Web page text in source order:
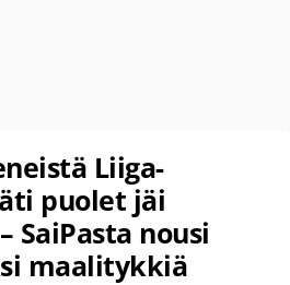
Liiga-
puolet jäi
SaiPasta nousi
maalitykkiä